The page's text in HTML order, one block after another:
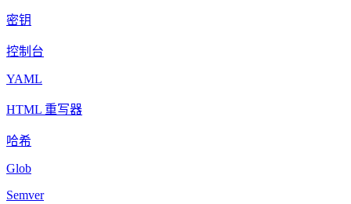
密钥
控制台
YAML
HTML 重写器
哈希
Glob
Semver